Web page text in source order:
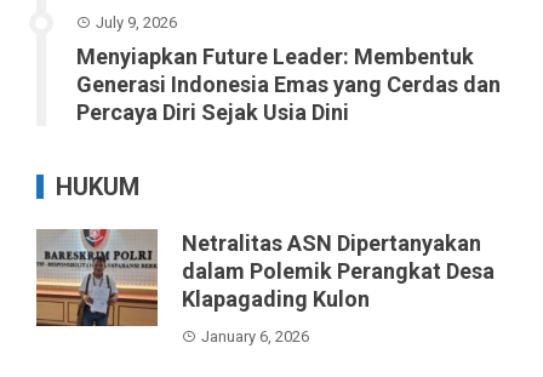
July 9, 2026
Menyiapkan Future Leader: Membentuk
Generasi Indonesia Emas yang Cerdas dan
Percaya Diri Sejak Usia Dini
HUKUM
Netralitas ASN Dipertanyakan
dalam Polemik Perangkat Desa
Klapagading Kulon
January 6, 2026